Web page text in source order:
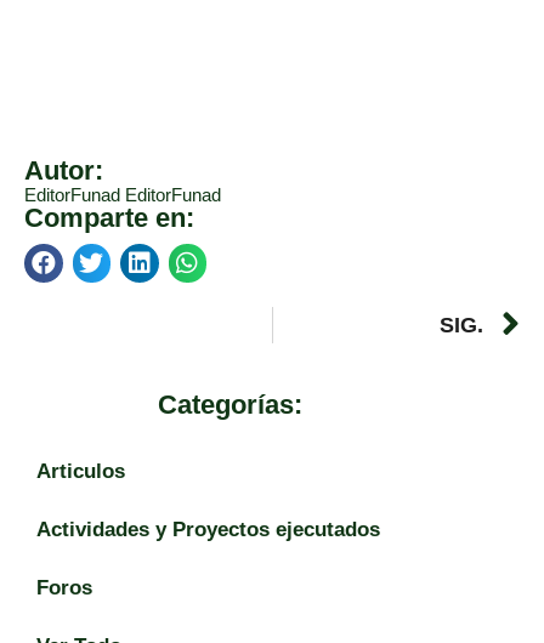
Categorías:
Articulos
Actividades y Proyectos ejecutados
Foros
Autor:
EditorFunad EditorFunad
Comparte en:
SIG.